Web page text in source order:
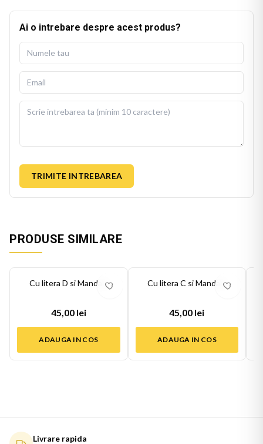
Ai o intrebare despre acest produs?
TRIMITE INTREBAREA
PRODUSE SIMILARE
Cu litera D si Mandala
45,00 lei
ADAUGA IN COS
Cu litera C si Mandala
45,00 lei
ADAUGA IN COS
Livrare rapida